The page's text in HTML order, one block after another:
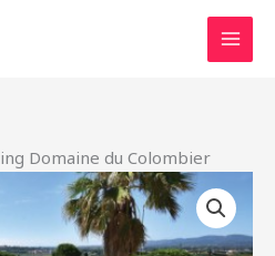
Domaine du Colombier